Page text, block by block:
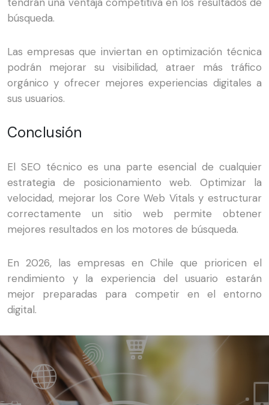
búsqueda.
Las empresas que inviertan en optimización técnica
podrán mejorar su visibilidad, atraer más tráfico
orgánico y ofrecer mejores experiencias digitales a
sus usuarios.
Conclusión
El SEO técnico es una parte esencial de cualquier
estrategia de posicionamiento web. Optimizar la
velocidad, mejorar los Core Web Vitals y estructurar
correctamente un sitio web permite obtener
mejores resultados en los motores de búsqueda.
En 2026, las empresas en Chile que prioricen el
rendimiento y la experiencia del usuario estarán
mejor preparadas para competir en el entorno
digital.